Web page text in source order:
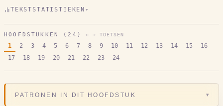
TEKSTSTATISTIEKEN ▾
HOOFDSTUKKEN ( 24 ) ← → TOETSEN
1 2 3 4 5 6 7 8 9 10 11 12 13 14 15
16
17
18 19 20 21 22 23 24
PATRONEN IN DIT HOOFDSTUK ▾